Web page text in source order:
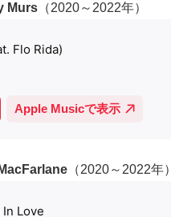
Murs （2020～2022年）
（2020～2022年）